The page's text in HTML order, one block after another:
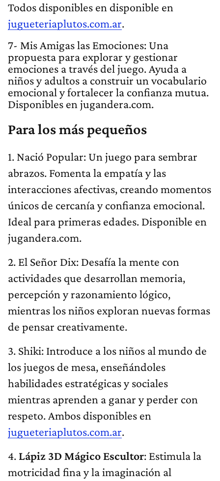
Todos disponibles en disponible en
jugueteriaplutos.com.ar.
7- Mis Amigas las Emociones: Una
propuesta para explorar y gestionar
emociones a través del juego. Ayuda a
niños y adultos a construir un vocabulario
emocional y fortalecer la confianza mutua.
Disponibles en jugandera.com.
Para los más pequeños
1. Nació Popular: Un juego para sembrar
abrazos. Fomenta la empatía y las
interacciones afectivas, creando momentos
únicos de cercanía y confianza emocional.
Ideal para primeras edades. Disponible en
jugandera.com.
2. El Señor Dix: Desafía la mente con
actividades que desarrollan memoria,
percepción y razonamiento lógico,
mientras los niños exploran nuevas formas
de pensar creativamente.
3. Shiki: Introduce a los niños al mundo de
los juegos de mesa, enseñándoles
habilidades estratégicas y sociales
mientras aprenden a ganar y perder con
respeto. Ambos disponibles en
jugueteriaplutos.com.ar.
4. Lápiz 3D Mágico Escultor: Estimula la
motricidad fina y la imaginación al